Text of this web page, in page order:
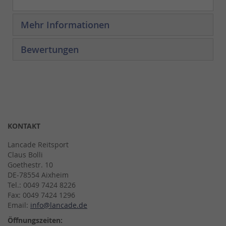
Mehr Informationen
Bewertungen
KONTAKT
Lancade Reitsport
Claus Bolli
Goethestr. 10
DE-78554 Aixheim
Tel.: 0049 7424 8226
Fax: 0049 7424 1296
Email: info@lancade.de
Öffnungszeiten: